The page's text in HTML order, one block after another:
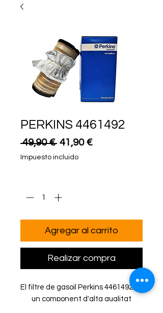
PERKINS 4461492
49,90 € Precio
41,90 €Precio
Impuesto incluido
Agregar al carrito
Realizar compra
El filtre de gasoil Perkins 4461492 és
un component d'alta qualitat